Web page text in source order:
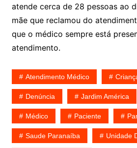
atende cerca de 28 pessoas ao
mãe que reclamou do
que o médico sempre está
atendimento.
Atendimento Médico
Denúncia Jardim América
Médico Paciente
Saude Paranaíba Unidade